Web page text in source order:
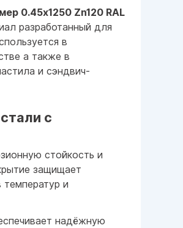
0.45x1250 Zn120 RAL
разработанный для
в
а также в
и сэндвич-
с
стойкость и
защищает
и
надёжную